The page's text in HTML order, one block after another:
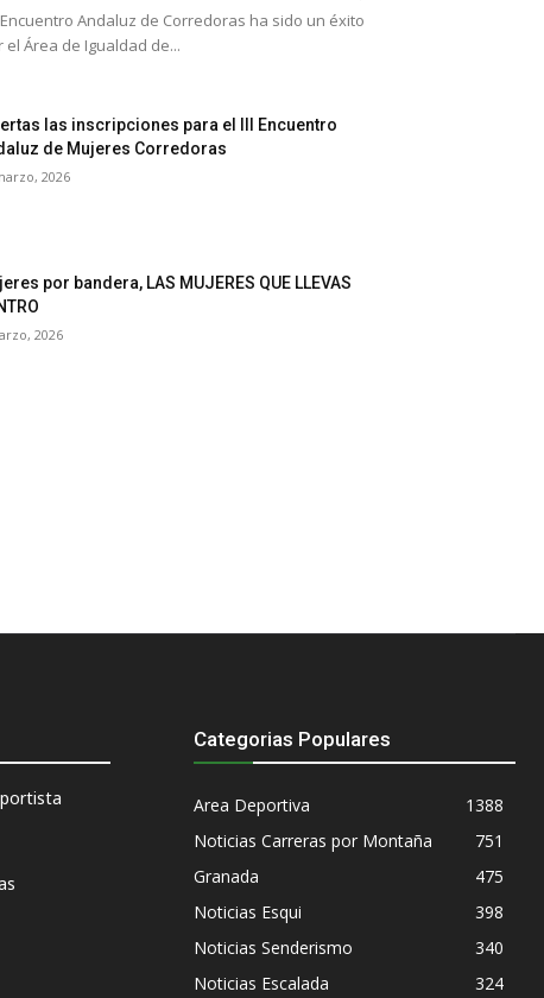
Andaluz de Corredoras ha sido un éxito
Área de Igualdad de...
las inscripciones para el III Encuentro
de Mujeres Corredoras
2026
por bandera, LAS MUJERES QUE LLEVAS
2026
Categorias Populares
Area Deportiva
1388
Noticias Carreras por Montaña
751
Granada
475
Noticias Esqui
398
Noticias Senderismo
340
Noticias Escalada
324